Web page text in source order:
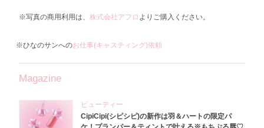
※写真の商用利用は、 株式会社アフロ よりご購入ください。
※ひなのサンへのお仕事(キャスティング)依頼
Magazine
ビューティー
CipiCipi(シピシピ)の新作は羽＆ハートの限定パ